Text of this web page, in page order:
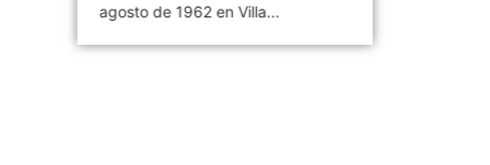
agosto de 1962 en Villa...